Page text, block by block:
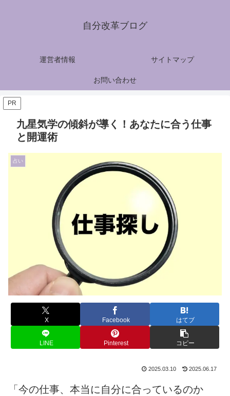
自分改革ブログ
運営者情報 サイトマップ
お問い合わせ
PR
九星気学の傾斜が導く！あなたに合う仕事
と開運術
占い
X Facebook はてブ
LINE Pinterest コピー
2025.03.10 2025.06.17
「今の仕事、本当に自分に合っているのか